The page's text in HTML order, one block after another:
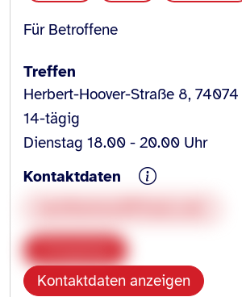
Für Betroffene
Treffen
Herbert-Hoover-Straße 8,
14-tägig
Dienstag 18.00 - 20.00 Uhr
Kontaktdaten
Kontaktdaten anzeigen